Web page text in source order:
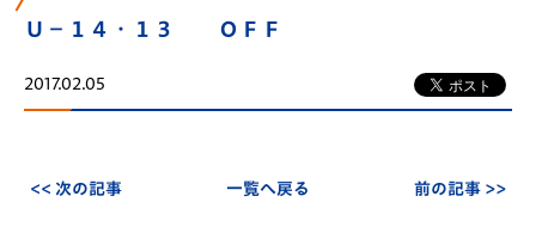
Ｕ－１４・１３ ＯＦＦ
2017.02.05
<< 次の記事 一覧へ戻る 前の記事 >>